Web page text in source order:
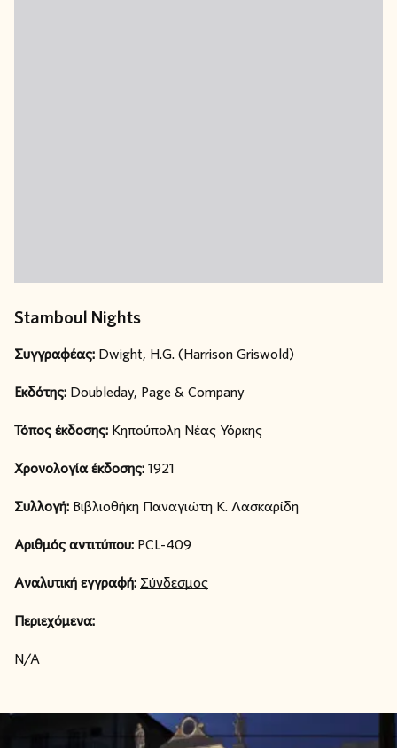
Stamboul Nights
Συγγραφέας: Dwight, H.G. (Harrison Griswold)
Εκδότης: Doubleday, Page & Company
Τόπος έκδοσης: Κηπούπολη Νέας Υόρκης
Χρονολογία έκδοσης:1921
Συλλογή: Βιβλιοθήκη Παναγιώτη Κ. Λασκαρίδη
Αριθμός αντιτύπου: PCL-409
Αναλυτική εγγραφή: Σύνδεσμος
Περιεχόμενα:
N/A